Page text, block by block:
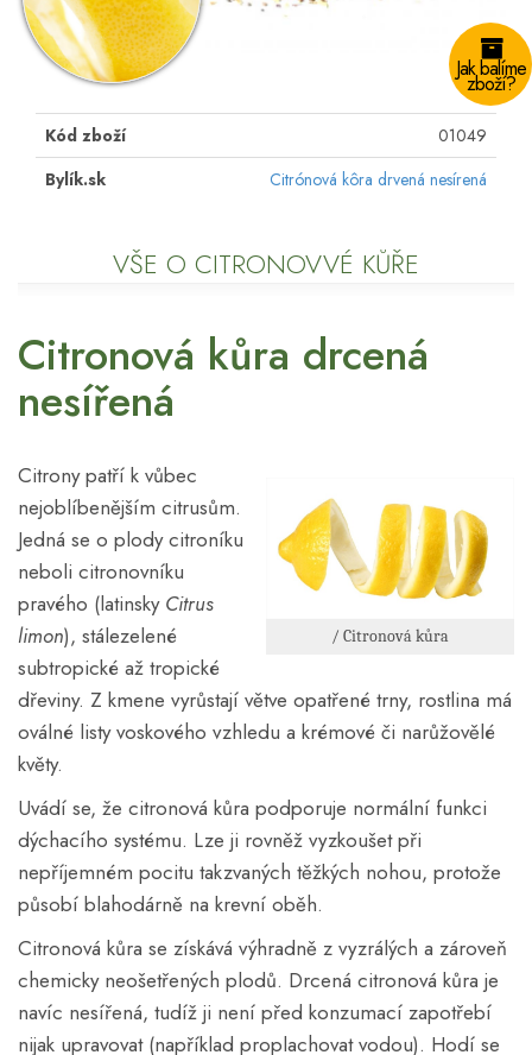
Jak balíme
zboží?
Kód zboží
01049
Bylík.sk
Citrónová kôra drvená nesírená
VŠE O CITRONOVVÉ KŮŘE
Citronová kůra drcená
nesířená
/ Citronová kůra
Citrony patří k vůbec
nejoblíbenějším citrusům.
Jedná se o plody citroníku
neboli citronovníku
pravého (latinsky Citrus
limon), stálezelené
subtropické až tropické
dřeviny. Z kmene vyrůstají větve opatřené trny, rostlina má
oválné listy voskového vzhledu a krémové či narůžovělé
květy.
Uvádí se, že citronová kůra podporuje normální funkci
dýchacího systému. Lze ji rovněž vyzkoušet při
nepříjemném pocitu takzvaných těžkých nohou, protože
působí blahodárně na krevní oběh.
Citronová kůra se získává výhradně z vyzrálých a zároveň
chemicky neošetřených plodů. Drcená citronová kůra je
navíc nesířená, tudíž ji není před konzumací zapotřebí
nijak upravovat (například proplachovat vodou). Hodí se